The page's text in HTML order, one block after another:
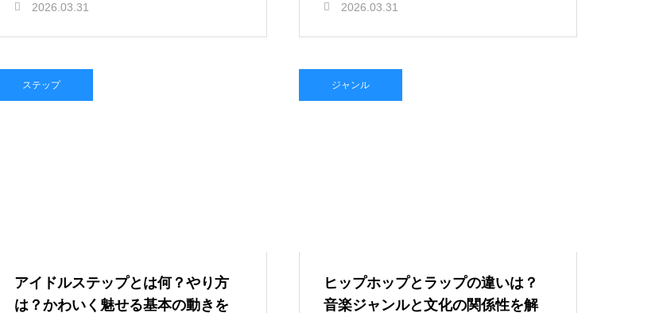
2026.03.31 2026.03.31
ステップ
アイドルステップとは何？やり方
は？かわいく魅せる基本の動きを
ジャンル
ヒップホップとラップの違いは？
音楽ジャンルと文化の関係性を解